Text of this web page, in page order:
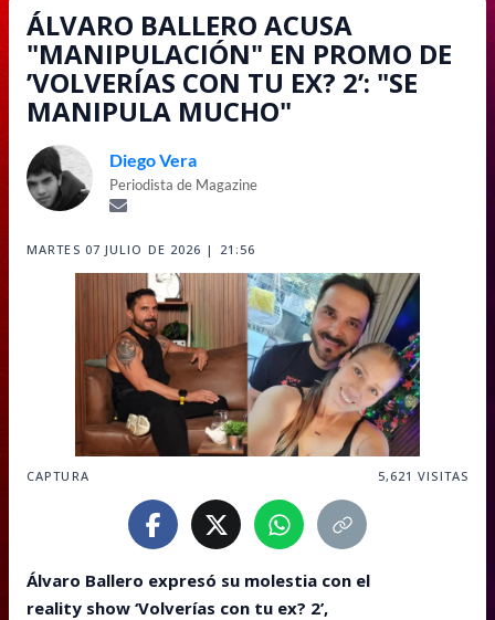
ÁLVARO BALLERO ACUSA
"MANIPULACIÓN" EN PROMO DE
’VOLVERÍAS CON TU EX? 2’: "SE
MANIPULA MUCHO"
Diego Vera
Periodista de Magazine
MARTES 07 JULIO DE 2026 | 21:56
CAPTURA 5,621 VISITAS
Álvaro Ballero expresó su molestia con el
reality show ‘Volverías con tu ex? 2’,